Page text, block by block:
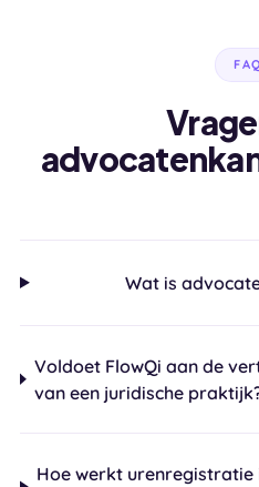
FAQ
Wat is
Voldoet FlowQi aan de
van een juridische
Hoe werkt urenregistratie